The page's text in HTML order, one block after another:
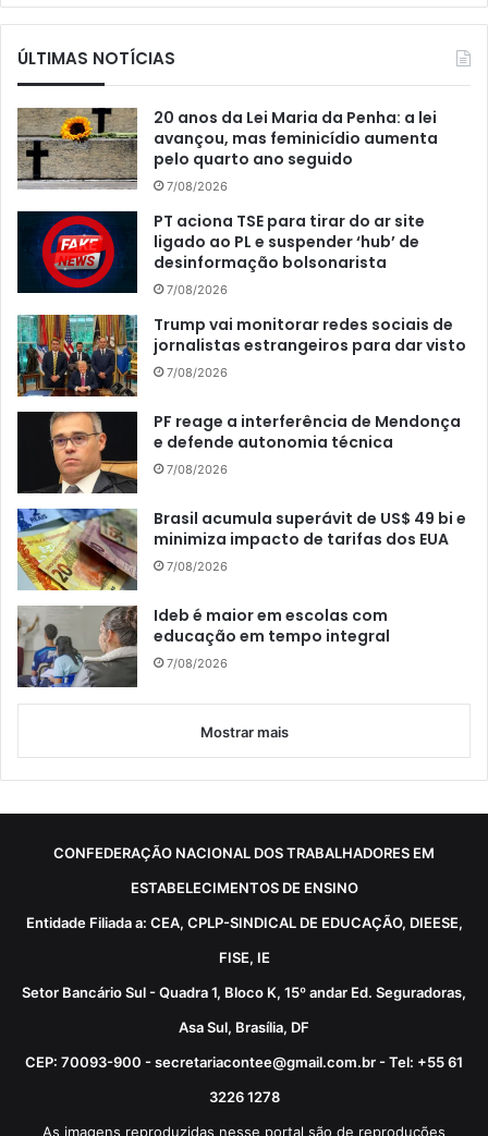
ÚLTIMAS NOTÍCIAS
20 anos da Lei Maria da Penha: a lei
avançou, mas feminicídio aumenta
pelo quarto ano seguido
7/08/2026
PT aciona TSE para tirar do ar site
ligado ao PL e suspender ‘hub’ de
desinformação bolsonarista
7/08/2026
Trump vai monitorar redes sociais de
jornalistas estrangeiros para dar visto
7/08/2026
PF reage a interferência de Mendonça
e defende autonomia técnica
7/08/2026
Brasil acumula superávit de US$ 49 bi e
minimiza impacto de tarifas dos EUA
7/08/2026
Ideb é maior em escolas com
educação em tempo integral
7/08/2026
Mostrar mais
CONFEDERAÇÃO NACIONAL DOS TRABALHADORES EM
ESTABELECIMENTOS DE ENSINO
Entidade Filiada a: CEA, CPLP-SINDICAL DE EDUCAÇÃO, DIEESE,
FISE, IE
Setor Bancário Sul - Quadra 1, Bloco K, 15º andar Ed. Seguradoras,
Asa Sul, Brasília, DF
CEP: 70093-900 - secretariacontee@gmail.com.br - Tel: +55 61
3226 1278
As imagens reproduzidas nesse portal são de reproduções